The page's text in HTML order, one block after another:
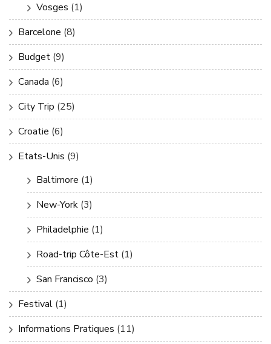
Vosges (1)
Barcelone (8)
Budget (9)
Canada (6)
City Trip (25)
Croatie (6)
Etats-Unis (9)
Baltimore (1)
New-York (3)
Philadelphie (1)
Road-trip Côte-Est (1)
San Francisco (3)
Festival (1)
Informations Pratiques (11)